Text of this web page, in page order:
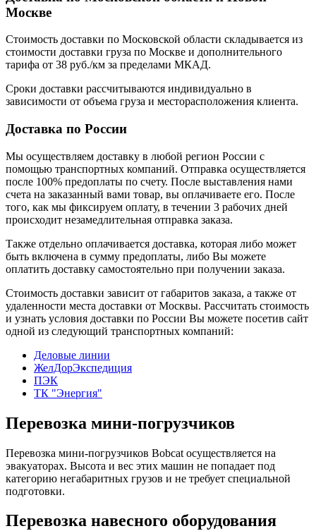
Москве
Стоимость доставки по Московской области складывается из
стоимости доставки груза по Москве и дополнительного
тарифа от 38 руб./км за пределами МКАД.
Сроки доставки рассчитываются индивидуально в
зависимости от объема груза и месторасположения клиента.
Доставка по России
Мы осуществляем доставку в любой регион России с
помощью транспортных компаний. Отправка осуществляется
после 100% предоплаты по счету. После выставления нами
счета на заказанный вами товар, вы оплачиваете его. После
того, как мы фиксируем оплату, в течении 3 рабочих дней
происходит незамедлительная отправка заказа.
Также отдельно оплачивается доставка, которая либо может
быть включена в сумму предоплаты, либо Вы можете
оплатить доставку самостоятельно при получении заказа.
Стоимость доставки зависит от габаритов заказа, а также от
удаленности места доставки от Москвы. Рассчитать стоимость
и узнать условия доставки по России Вы можете посетив сайт
одной из следующий транспортных компаний:
Деловые линии
ЖелДорЭкспедиция
ПЭК
ТК "Энергия"
Перевозка мини-погрузчиков
Перевозка мини-погрузчиков Bobcat осуществляется на
эвакуаторах. Высота и вес этих машин не попадает под
категорию негабаритных грузов и не требует специальной
подготовки.
Перевозка навесного оборудования